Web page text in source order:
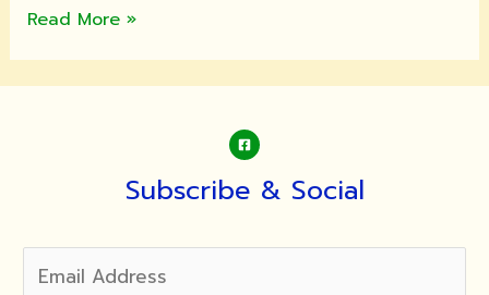
ประวัติ
Read More »
Subscribe & Social